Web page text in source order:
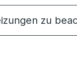
zu